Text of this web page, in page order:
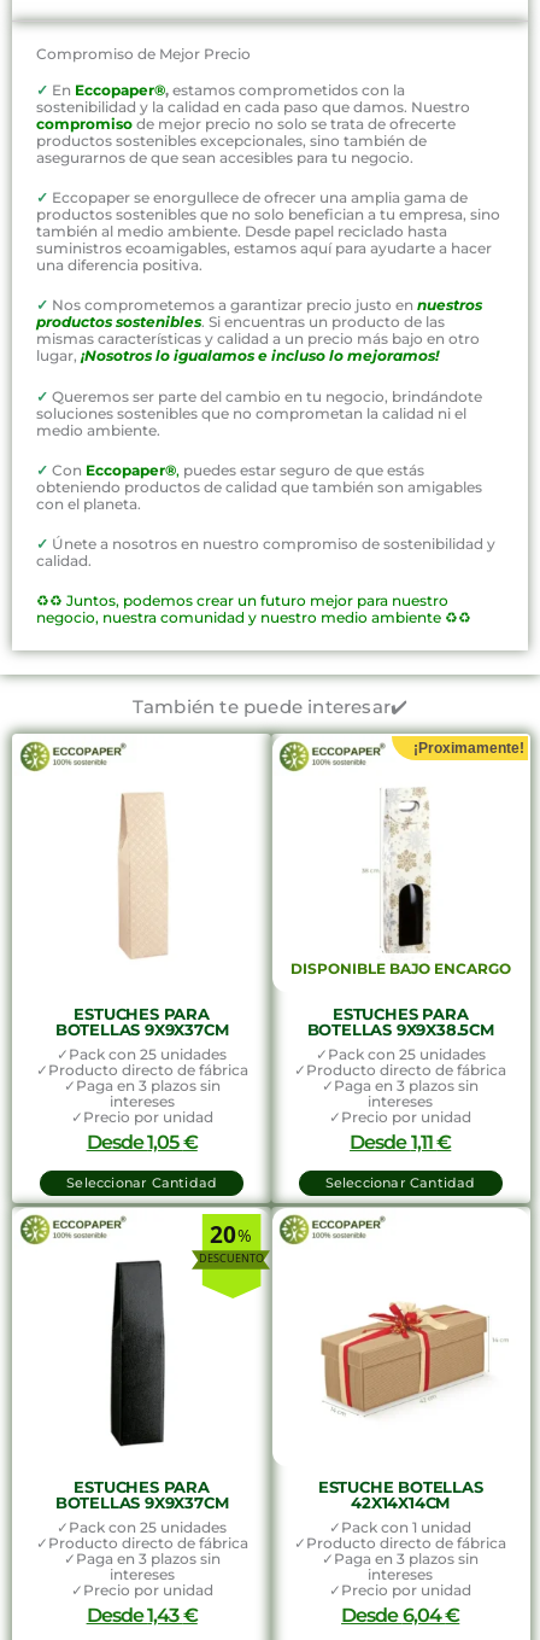
Compromiso de Mejor Precio
✓ En Eccopaper®, estamos comprometidos con la
sostenibilidad y la calidad en cada paso que damos. Nuestro
compromiso de mejor precio no solo se trata de ofrecerte
productos sostenibles excepcionales, sino también de
asegurarnos de que sean accesibles para tu negocio.
✓ Eccopaper se enorgullece de ofrecer una amplia gama de
productos sostenibles que no solo benefician a tu empresa, sino
también al medio ambiente. Desde papel reciclado hasta
suministros ecoamigables, estamos aquí para ayudarte a hacer
una diferencia positiva.
✓ Nos comprometemos a garantizar precio justo en nuestros
productos sostenibles. Si encuentras un producto de las
mismas características y calidad a un precio más bajo en otro
lugar, ¡Nosotros lo igualamos e incluso lo mejoramos!
✓ Queremos ser parte del cambio en tu negocio, brindándote
soluciones sostenibles que no comprometan la calidad ni el
medio ambiente.
✓ Con Eccopaper®, puedes estar seguro de que estás
obteniendo productos de calidad que también son amigables
con el planeta.
✓ Únete a nosotros en nuestro compromiso de sostenibilidad y
calidad.
♻️♻️ Juntos, podemos crear un futuro mejor para nuestro
negocio, nuestra comunidad y nuestro medio ambiente ♻️♻️
También te puede interesar✔️
ESTUCHES PARA
BOTELLAS 9X9X37CM
✓Pack con 25 unidades
✓Producto directo de fábrica
✓Paga en 3 plazos sin
intereses
✓Precio por unidad
Desde1,05€
Seleccionar Cantidad
¡Proximamente!
DISPONIBLE BAJO ENCARGO
ESTUCHES PARA
BOTELLAS 9X9X38.5CM
✓Pack con 25 unidades
✓Producto directo de fábrica
✓Paga en 3 plazos sin
intereses
✓Precio por unidad
Desde1,11€
Seleccionar Cantidad
%
20
ESTUCHES PARA
BOTELLAS 9X9X37CM
✓Pack con 25 unidades
✓Producto directo de fábrica
✓Paga en 3 plazos sin
intereses
✓Precio por unidad
Desde1,43€
ESTUCHE BOTELLAS
42X14X14CM
✓Pack con 1 unidad
✓Producto directo de fábrica
✓Paga en 3 plazos sin
intereses
✓Precio por unidad
Desde6,04€